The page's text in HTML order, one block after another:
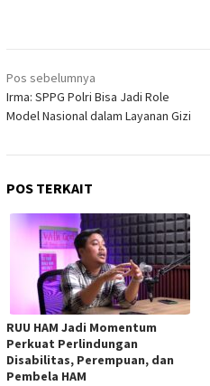
Navigasi
pos
Pos sebelumnya
Irma: SPPG Polri Bisa Jadi Role
Model Nasional dalam Layanan Gizi
POS TERKAIT
RUU HAM Jadi Momentum
Perkuat Perlindungan
Disabilitas, Perempuan, dan
Pembela HAM